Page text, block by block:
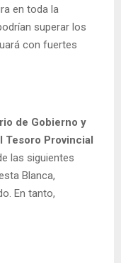
en toda la
superar los
con fuertes
de Gobierno y
Tesoro Provincial
las siguientes
Blanca,
En tanto,